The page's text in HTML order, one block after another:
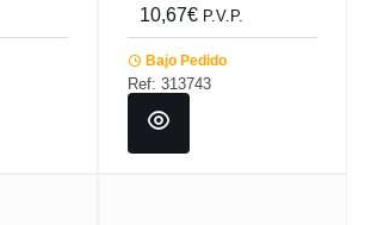
10,67€ P.V.P.
Bajo Pedido
Ref: 313743